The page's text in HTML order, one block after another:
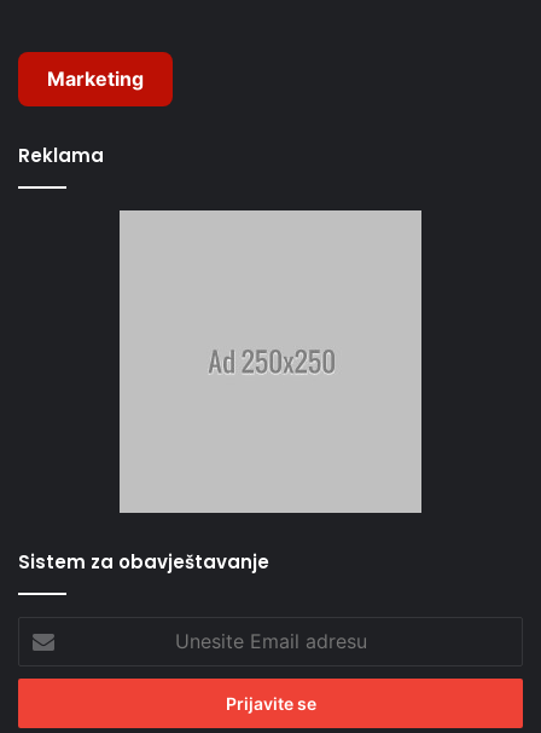
Marketing
Reklama
Sistem za obavještavanje
Unesite
Email
adresu